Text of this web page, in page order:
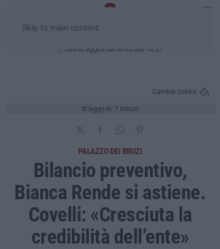
Skip to main content
Ultimo aggiornamento alle 14:37
Si legge in: 7 minuti
Cambia colore:
PALAZZO DEI BRUZI
Bilancio preventivo,
Bianca Rende si astiene.
Covelli: «Cresciuta la
credibilità dell’ente»